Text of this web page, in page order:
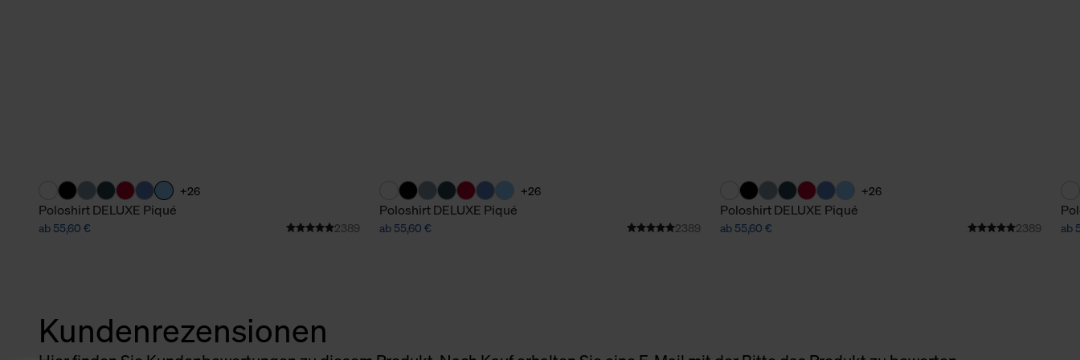
+26
Poloshirt DELUXE Piqué
ab 55,60 € 2389
+26
Poloshirt DELUXE Piqué
ab 55,60 € 2389
+26
Poloshirt DELUXE Piqué
ab 55,60 € 2389 ab
Kundenrezensionen